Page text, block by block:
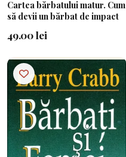
Cartea bărbatului matur. Cum
să devii un bărbat de impact
49.00 lei